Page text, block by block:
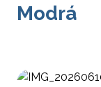
Modrá